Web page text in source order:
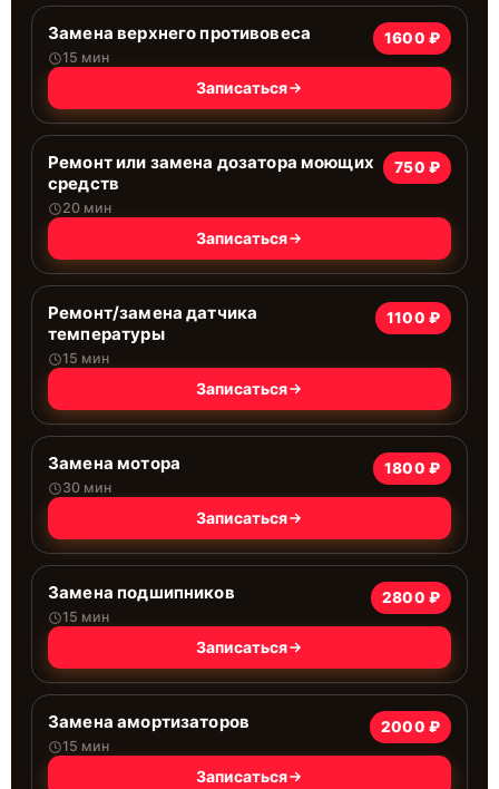
Замена верхнего противовеса
15 мин
1600 ₽
Записаться
Ремонт или замена дозатора моющих
средств
20 мин
750 ₽
Записаться
Ремонт/замена датчика
температуры
15 мин
1100 ₽
Записаться
Замена мотора
30 мин
1800 ₽
Записаться
Замена подшипников
15 мин
2800 ₽
Записаться
Замена амортизаторов
15 мин
2000 ₽
Записаться